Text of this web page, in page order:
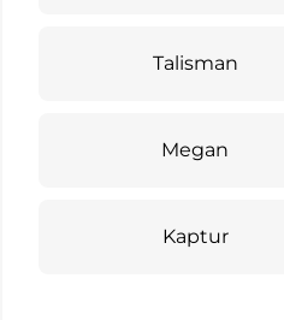
Talisman
Megan
Kaptur